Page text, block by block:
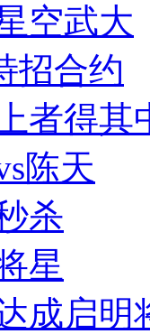
空武大
招合约
者得其
陈天
杀
星
成启